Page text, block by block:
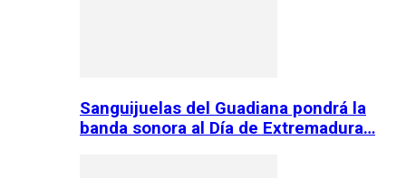
Sanguijuelas del Guadiana pondrá la
banda sonora al Día de Extremadura…